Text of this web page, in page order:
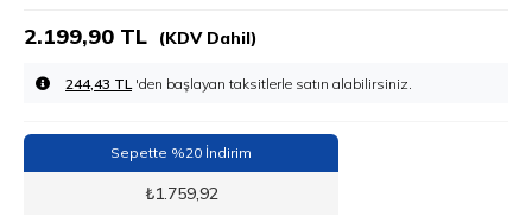
2.199,90 TL (KDV Dahil)
244,43 TL 'den başlayan taksitlerle
Sepette %20 İndirim
₺1.759,92